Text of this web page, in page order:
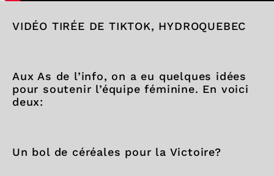
VIDÉO TIRÉE DE TIKTOK, HYDROQUEBEC
Aux As de l’info, on a eu quelques idées
pour soutenir l’équipe féminine. En voici
deux:
Un bol de céréales pour la Victoire?